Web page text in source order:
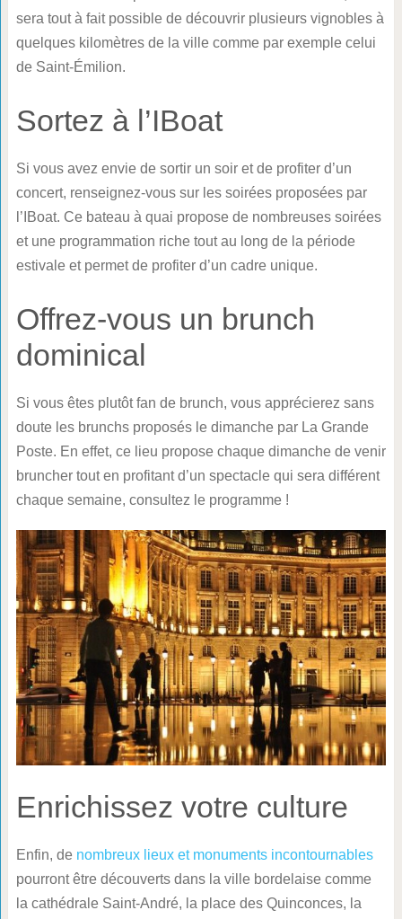
sera tout à fait possible de découvrir plusieurs vignobles à
quelques kilomètres de la ville comme par exemple celui
de Saint-Émilion.
Sortez à l’IBoat
Si vous avez envie de sortir un soir et de profiter d’un
concert, renseignez-vous sur les soirées proposées par
l’IBoat. Ce bateau à quai propose de nombreuses soirées
et une programmation riche tout au long de la période
estivale et permet de profiter d’un cadre unique.
Offrez-vous un brunch
dominical
Si vous êtes plutôt fan de brunch, vous apprécierez sans
doute les brunchs proposés le dimanche par La Grande
Poste. En effet, ce lieu propose chaque dimanche de venir
bruncher tout en profitant d’un spectacle qui sera différent
chaque semaine, consultez le programme !
Enrichissez votre culture
Enfin, de nombreux lieux et monuments incontournables
pourront être découverts dans la ville bordelaise comme
la cathédrale Saint-André, la place des Quinconces, la